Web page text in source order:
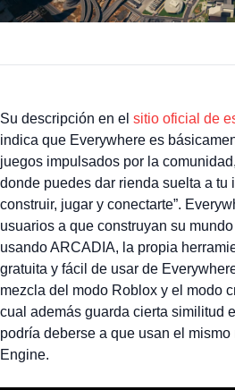
Su descripción en el sitio oficial de
indica que Everywhere es
juegos impulsados ​​por la
donde puedes dar rienda suelta a tu
construir, jugar y conectarte”.
usuarios a que construyan su
usando ARCADIA, la propia
gratuita y fácil de usar de
mezcla del modo Roblox y el modo
cual además guarda cierta similitud
podría deberse a que usan el mismo
Engine.